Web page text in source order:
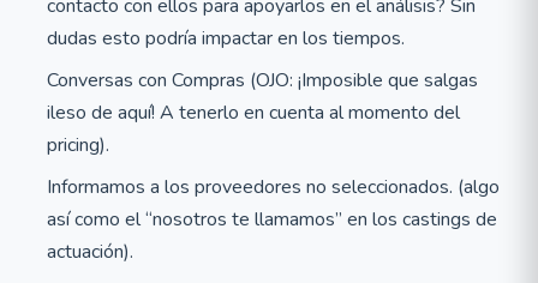
contacto con ellos para apoyarlos en el análisis? Sin
dudas esto podría impactar en los tiempos.
Conversas con Compras (OJO: ¡Imposible que salgas
ileso de aquí! A tenerlo en cuenta al momento del
pricing).
Informamos a los proveedores no seleccionados. (algo
así como el “nosotros te llamamos” en los castings de
actuación).